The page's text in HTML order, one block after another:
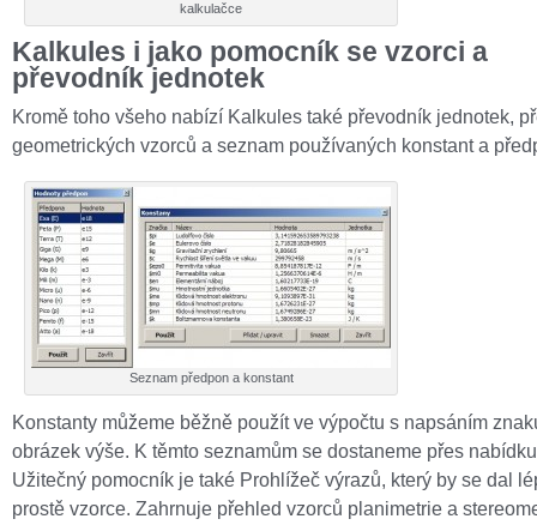
kalkulačce
Kalkules i jako pomocník se vzorci a
převodník jednotek
Kromě toho všeho nabízí Kalkules také převodník jednotek,
geometrických vzorců a seznam používaných konstant a
Seznam předpon a konstant
Konstanty můžeme běžně použít ve výpočtu s napsáním
obrázek výše. K těmto seznamům se dostaneme přes
Užitečný pomocník je také Prohlížeč výrazů, který by se dal
prostě vzorce. Zahrnuje přehled vzorců planimetrie a